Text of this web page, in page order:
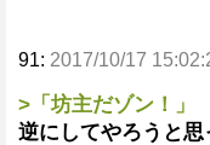
91: 2017/10/17
>「坊主だゾン！」
逆にしてやろうと